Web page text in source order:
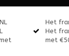
Het
Het
met